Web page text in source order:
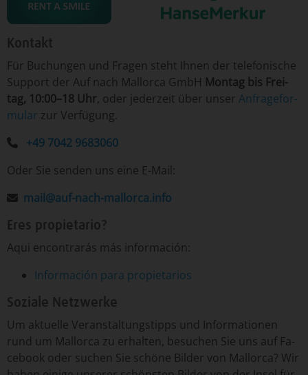
Kontakt
Für ­Bu­chun­gen un­d Fra­gen ­steht Ih­nen der te­le­fo­nische
Sup­port der Auf nach Mallorca GmbH Mon­tag ­bis Frei­
tag, 10:00–18 Uhr, o­der je­der­zeit ­über­ un­ser An­fra­ge­for­
mu­lar ­zur Ver­fü­gung.
+49 7042 9683060
Oder Sie senden uns eine E-Mail:
mail@auf-nach-mallorca.info
Eres propietario?
Aqui encontrarás más información:
Información para propietarios
Soziale Netzwerke
Um­ ak­tu­el­le ­Ver­an­stal­tungs­tipp­s un­d ­In­for­ma­tio­nen
run­d um ­Mal­lor­ca ­zu er­hal­ten, ­be­su­chen ­Sie uns auf Fa­
ce­book o­der ­su­chen ­Sie ­schö­ne ­Bil­der von ­Mal­lor­ca? Wir